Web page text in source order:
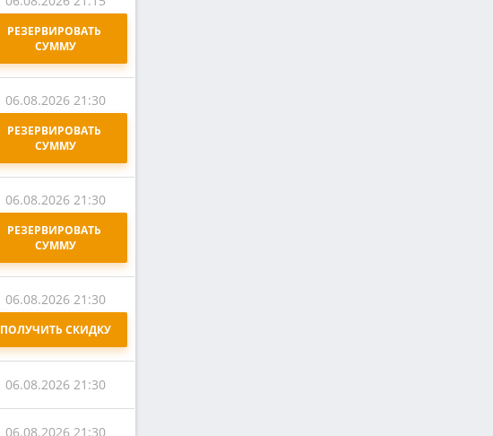
РЕЗЕРВИРОВАТЬ
СУММУ
06.08.2026 21:30
РЕЗЕРВИРОВАТЬ
СУММУ
06.08.2026 21:30
РЕЗЕРВИРОВАТЬ
СУММУ
06.08.2026 21:30
ПОЛУЧИТЬ СКИДКУ
06.08.2026 21:30
06.08.2026 21:30